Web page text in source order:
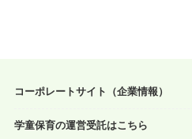
コーポレートサイト（企業情報）
学童保育の運営受託はこちら